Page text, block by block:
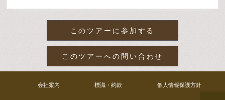
このツアーに参加する
このツアーへの問い合わせ
会社案内 標識・約款 個人情報保護方針